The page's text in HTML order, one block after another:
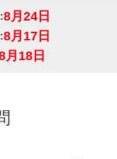
8月24日
8月17日
月18日